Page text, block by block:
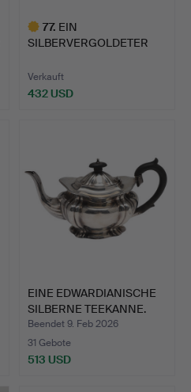
77. EIN
SILBERVERGOLDETER
Verkauft
432 USD
EINE EDWARDIANISCHE
SILBERNE TEEKANNE.
Beendet 9. Feb 2026
31 Gebote
513 USD